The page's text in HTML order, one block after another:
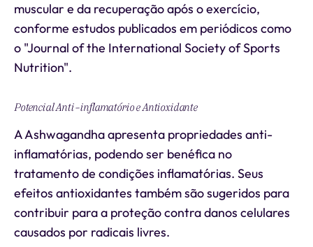
muscular e da recuperação após o exercício,
conforme estudos publicados em periódicos como
o "Journal of the International Society of Sports
Nutrition".
Potencial Anti-inflamatório e Antioxidante
A Ashwagandha apresenta propriedades anti-
inflamatórias, podendo ser benéfica no
tratamento de condições inflamatórias. Seus
efeitos antioxidantes também são sugeridos para
contribuir para a proteção contra danos celulares
causados por radicais livres.